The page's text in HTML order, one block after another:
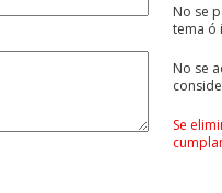
No se
tema ó
No se
Se